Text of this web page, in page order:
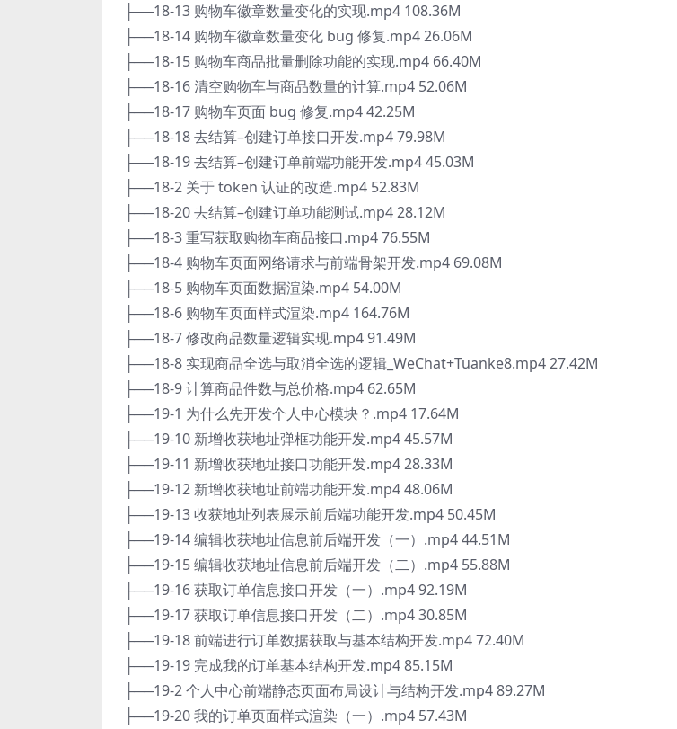
├──18-13 购物车徽章数量变化的实现.mp4 108.36M
├──18-14 购物车徽章数量变化 bug 修复.mp4 26.06M
├──18-15 购物车商品批量删除功能的实现.mp4 66.40M
├──18-16 清空购物车与商品数量的计算.mp4 52.06M
├──18-17 购物车页面 bug 修复.mp4 42.25M
├──18-18 去结算–创建订单接口开发.mp4 79.98M
├──18-19 去结算–创建订单前端功能开发.mp4 45.03M
├──18-2 关于 token 认证的改造.mp4 52.83M
├──18-20 去结算–创建订单功能测试.mp4 28.12M
├──18-3 重写获取购物车商品接口.mp4 76.55M
├──18-4 购物车页面网络请求与前端骨架开发.mp4 69.08M
├──18-5 购物车页面数据渲染.mp4 54.00M
├──18-6 购物车页面样式渲染.mp4 164.76M
├──18-7 修改商品数量逻辑实现.mp4 91.49M
├──18-8 实现商品全选与取消全选的逻辑_WeChat+Tuanke8.mp4 27.42M
├──18-9 计算商品件数与总价格.mp4 62.65M
├──19-1 为什么先开发个人中心模块？.mp4 17.64M
├──19-10 新增收获地址弹框功能开发.mp4 45.57M
├──19-11 新增收获地址接口功能开发.mp4 28.33M
├──19-12 新增收获地址前端功能开发.mp4 48.06M
├──19-13 收获地址列表展示前后端功能开发.mp4 50.45M
├──19-14 编辑收获地址信息前后端开发（一）.mp4 44.51M
├──19-15 编辑收获地址信息前后端开发（二）.mp4 55.88M
├──19-16 获取订单信息接口开发（一）.mp4 92.19M
├──19-17 获取订单信息接口开发（二）.mp4 30.85M
├──19-18 前端进行订单数据获取与基本结构开发.mp4 72.40M
├──19-19 完成我的订单基本结构开发.mp4 85.15M
├──19-2 个人中心前端静态页面布局设计与结构开发.mp4 89.27M
├──19-20 我的订单页面样式渲染（一）.mp4 57.43M